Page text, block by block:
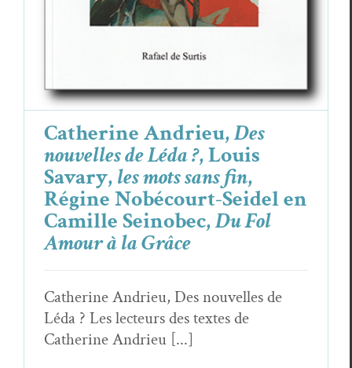
Catherine Andrieu,Des
nouvelles de Léda ?, Louis
Savary,les mots sans fin,
Régine Nobécourt-Seidel en
Camille Sei­no­bec,Du Fol
Amour à la Grâce
Catherine Andrieu, Des nouvelles de
Léda ? Les lecteurs des textes de
Catherine Andrieu [...]